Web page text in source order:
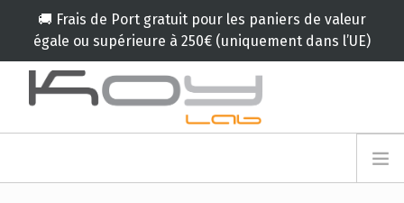
🚚 Frais de Port gratuit pour les paniers de valeur
égale ou supérieure à 250€ (uniquement dans l’UE)